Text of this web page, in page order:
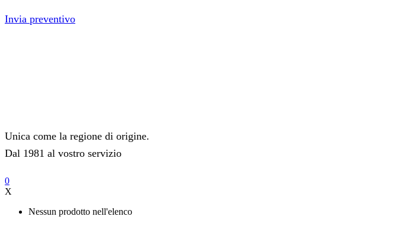
Invia preventivo
Unica come la regione di origine.
Dal 1981 al vostro servizio
0
X
Nessun prodotto nell'elenco